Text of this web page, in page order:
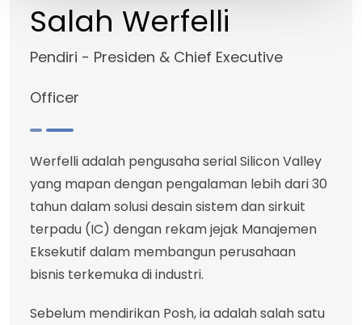
Salah Werfelli
Pendiri - Presiden & Chief Executive
Officer
Werfelli adalah pengusaha serial Silicon Valley
yang mapan dengan pengalaman lebih dari 30
tahun dalam solusi desain sistem dan sirkuit
terpadu (IC) dengan rekam jejak Manajemen
Eksekutif dalam membangun perusahaan
bisnis terkemuka di industri.
Sebelum mendirikan Posh, ia adalah salah satu